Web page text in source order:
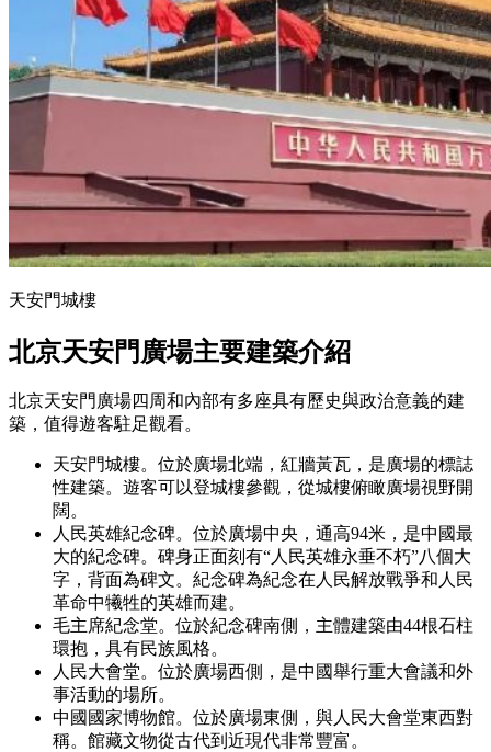
天安門城樓
北京天安門廣場主要建築介紹
北京天安門廣場四周和內部有多座具有歷史與政治意義的建
築，值得遊客駐足觀看。
天安門城樓。位於廣場北端，紅牆黃瓦，是廣場的標誌
性建築。遊客可以登城樓參觀，從城樓俯瞰廣場視野開
闊。
人民英雄紀念碑。位於廣場中央，通高94米，是中國最
大的紀念碑。碑身正面刻有“人民英雄永垂不朽”八個大
字，背面為碑文。紀念碑為紀念在人民解放戰爭和人民
革命中犧牲的英雄而建。
毛主席紀念堂。位於紀念碑南側，主體建築由44根石柱
環抱，具有民族風格。
人民大會堂。位於廣場西側，是中國舉行重大會議和外
事活動的場所。
中國國家博物館。位於廣場東側，與人民大會堂東西對
稱。館藏文物從古代到近現代非常豐富。